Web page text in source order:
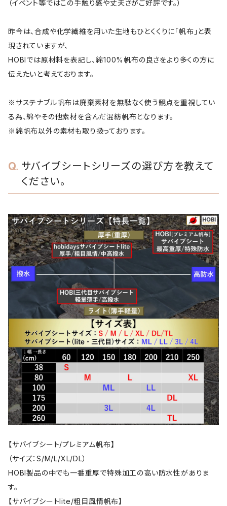
（イベント等ではこの手触り感や丈夫さがご好評です。）
昨今は、合成や化学繊維を用いた生地もひとくくりに「帆布」と表
現されていますが、
HOBIでは原材料を表記し、綿100%帆布の良さをより多くの方に
伝えたいと考えております。
※サステナブル帆布は廃棄素材を無駄なく使う観点を重視してい
る為、綿やその他素材を含んだ混紡帆布となります。
※綿帆布以外の素材も取り扱っております。
サバイブシートシリーズの選び方を教えて
ください。
【サバイブシート/プレミアム帆布】
（サイズ：S/M/L/XL/DL）
HOBI製品の中でも一番重厚で特殊加工の高い防水性がありま
す。
【サバイブシートlite/粗目風情帆布】